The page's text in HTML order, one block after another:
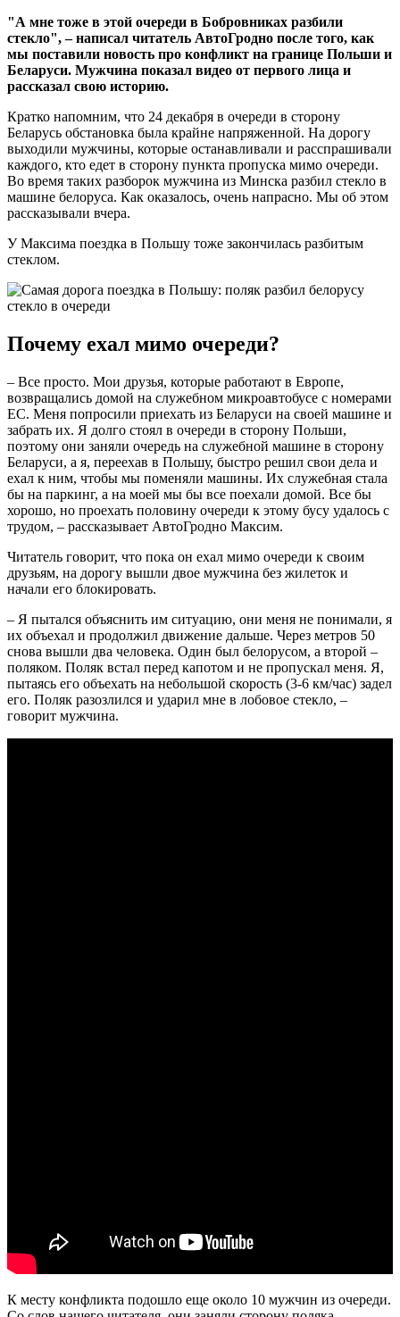
"А мне тоже в этой очереди в Бобровниках разбили
стекло", – написал читатель АвтоГродно после того, как
мы поставили новость про конфликт на границе Польши и
Беларуси. Мужчина показал видео от первого лица и
рассказал свою историю.
Кратко напомним, что 24 декабря в очереди в сторону
Беларусь обстановка была крайне напряженной. На дорогу
выходили мужчины, которые останавливали и расспрашивали
каждого, кто едет в сторону пункта пропуска мимо очереди.
Во время таких разборок мужчина из Минска разбил стекло в
машине белоруса. Как оказалось, очень напрасно. Мы об этом
рассказывали вчера.
У Максима поездка в Польшу тоже закончилась разбитым
стеклом.
Почему ехал мимо очереди?
– Все просто. Мои друзья, которые работают в Европе,
возвращались домой на служебном микроавтобусе с номерами
ЕС. Меня попросили приехать из Беларуси на своей машине и
забрать их. Я долго стоял в очереди в сторону Польши,
поэтому они заняли очередь на служебной машине в сторону
Беларуси, а я, переехав в Польшу, быстро решил свои дела и
ехал к ним, чтобы мы поменяли машины. Их служебная стала
бы на паркинг, а на моей мы бы все поехали домой. Все бы
хорошо, но проехать половину очереди к этому бусу удалось с
трудом, – рассказывает АвтоГродно Максим.
Читатель говорит, что пока он ехал мимо очереди к своим
друзьям, на дорогу вышли двое мужчина без жилеток и
начали его блокировать.
– Я пытался объяснить им ситуацию, они меня не понимали, я
их объехал и продолжил движение дальше. Через метров 50
снова вышли два человека. Один был белорусом, а второй –
поляком. Поляк встал перед капотом и не пропускал меня. Я,
пытаясь его объехать на небольшой скорость (3-6 км/час) задел
его. Поляк разозлился и ударил мне в лобовое стекло, –
говорит мужчина.
К месту конфликта подошло еще около 10 мужчин из очереди.